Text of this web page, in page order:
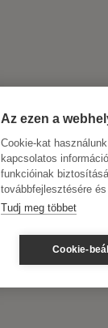
Az ezen a
Cookie-kat
kapcsolatos
funkcióinak
továbbfejlesztésére
Tudj meg többet
Cookie-